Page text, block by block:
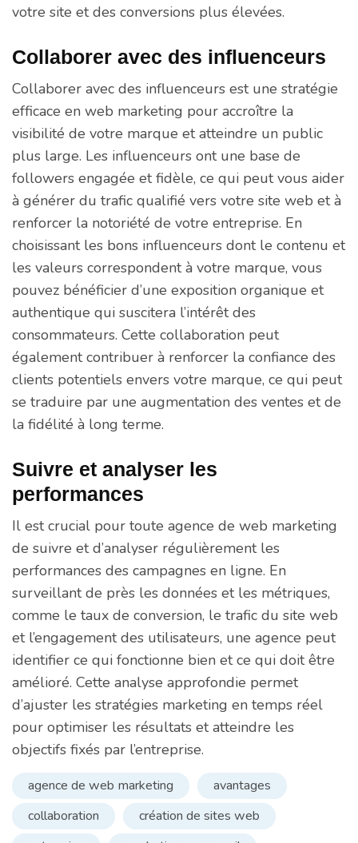
votre site et des conversions plus élevées.
Collaborer avec des influenceurs
Collaborer avec des influenceurs est une stratégie
efficace en web marketing pour accroître la
visibilité de votre marque et atteindre un public
plus large. Les influenceurs ont une base de
followers engagée et fidèle, ce qui peut vous aider
à générer du trafic qualifié vers votre site web et à
renforcer la notoriété de votre entreprise. En
choisissant les bons influenceurs dont le contenu et
les valeurs correspondent à votre marque, vous
pouvez bénéficier d’une exposition organique et
authentique qui suscitera l’intérêt des
consommateurs. Cette collaboration peut
également contribuer à renforcer la confiance des
clients potentiels envers votre marque, ce qui peut
se traduire par une augmentation des ventes et de
la fidélité à long terme.
Suivre et analyser les
performances
Il est crucial pour toute agence de web marketing
de suivre et d’analyser régulièrement les
performances des campagnes en ligne. En
surveillant de près les données et les métriques,
comme le taux de conversion, le trafic du site web
et l’engagement des utilisateurs, une agence peut
identifier ce qui fonctionne bien et ce qui doit être
amélioré. Cette analyse approfondie permet
d’ajuster les stratégies marketing en temps réel
pour optimiser les résultats et atteindre les
objectifs fixés par l’entreprise.
agence de web marketing
avantages
collaboration
création de sites web